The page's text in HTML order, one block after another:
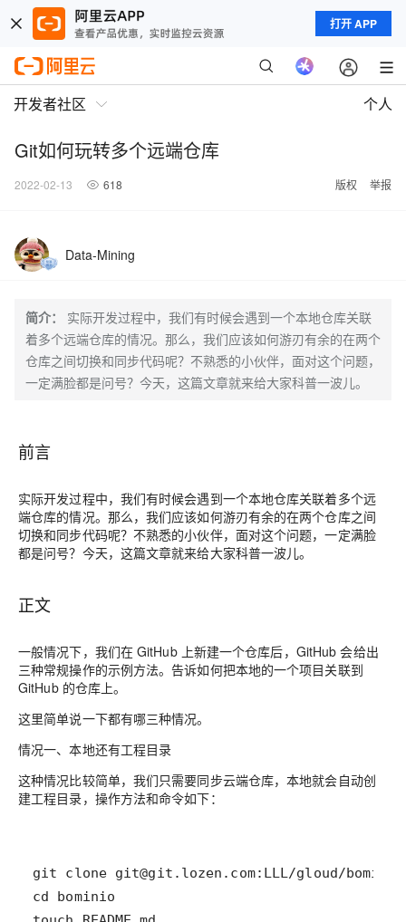
打开 APP
开发者社区 个人
Git如何玩转多个远端仓库
2022-02-13 618 版权 举报
Data-Mining
简介：
实际开发过程中，我们有时候会遇到一个本地仓库关联
着多个远端仓库的情况。那么，我们应该如何游刃有余的在两个
仓库之间切换和同步代码呢？不熟悉的小伙伴，面对这个问题，
一定满脸都是问号？今天，这篇文章就来给大家科普一波儿。
前言
实际开发过程中，我们有时候会遇到一个本地仓库关联着多个远
端仓库的情况。那么，我们应该如何游刃有余的在两个仓库之间
切换和同步代码呢？不熟悉的小伙伴，面对这个问题，一定满脸
都是问号？今天，这篇文章就来给大家科普一波儿。
正文
一般情况下，我们在 GitHub 上新建一个仓库后，GitHub 会给出
三种常规操作的示例方法。告诉如何把本地的一个项目关联到
GitHub 的仓库上。
这里简单说一下都有哪三种情况。
情况一、本地还有工程目录
这种情况比较简单，我们只需要同步云端仓库，本地就会自动创
建工程目录，操作方法和命令如下：